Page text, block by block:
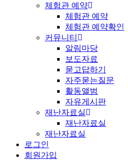
체험관 예약
체험관 예약
체험관 예약확인
커뮤니티
알림마당
보도자료
묻고답하기
자주묻는질문
활동앨범
자유게시판
재난자료실
재난자료실
재난자료실
로그인
회원가입